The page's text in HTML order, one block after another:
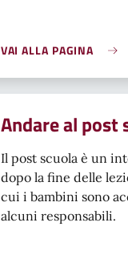
VAI ALLA PAGINA
Andare al post
Il post scuola è un
dopo la fine delle
cui i bambini sono
alcuni responsabili.